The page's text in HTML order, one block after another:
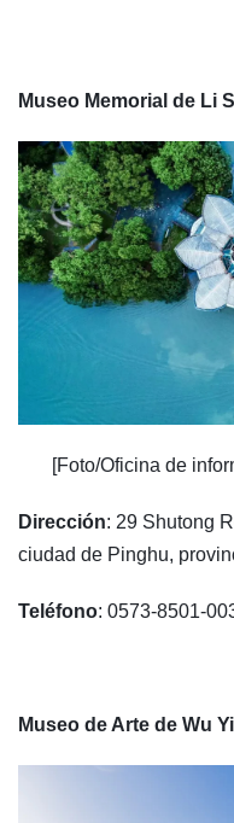
Museo Memorial de Li
[Foto/Oficina de
Dirección: 29 Shutong
ciudad de Pinghu,
Teléfono: 0573-8501-
Museo de Arte de Wu